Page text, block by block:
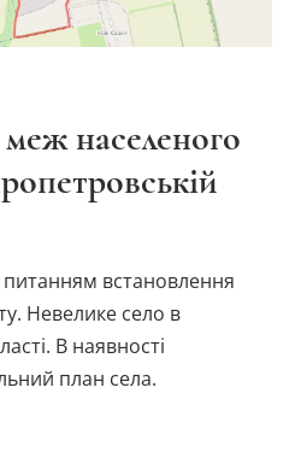
населеного
встановлення
Невелике село в
В наявності
план села.